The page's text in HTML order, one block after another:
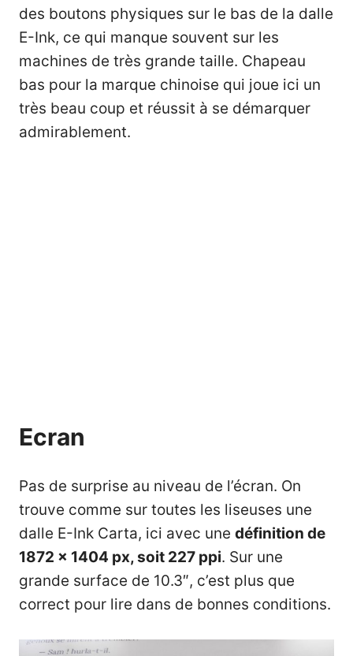
des boutons physiques sur le bas de la dalle
E-Ink, ce qui manque souvent sur les
machines de très grande taille. Chapeau
bas pour la marque chinoise qui joue ici un
très beau coup et réussit à se démarquer
admirablement.
Ecran
Pas de surprise au niveau de l’écran. On
trouve comme sur toutes les liseuses une
dalle E-Ink Carta, ici avec une définition de
1872 x 1404 px, soit 227 ppi. Sur une
grande surface de 10.3″, c’est plus que
correct pour lire dans de bonnes conditions.